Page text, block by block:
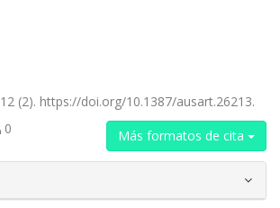
12 (2). https://doi.org/10.1387/ausart.26213.
Más formatos de cita
0